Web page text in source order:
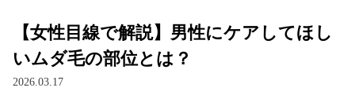
【女性目線で解説】男性にケアしてほし
いムダ毛の部位とは？
2026.03.17